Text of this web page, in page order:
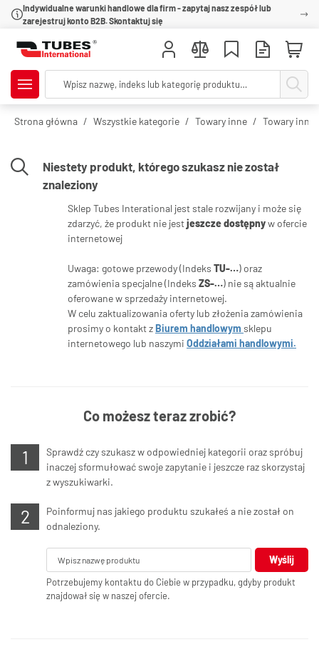
Indywidualne warunki handlowe dla firm - zapytaj nasz zespół lub
zarejestruj konto B2B. Skontaktuj się
Strona główna Wszystkie kategorie Towary inne Towary inne
Niestety produkt, którego szukasz nie został
znaleziony
Sklep Tubes Interational jest stale rozwijany i może się
zdarzyć, że produkt nie jestjeszcze dostępnyw ofercie
internetowej
Uwaga: gotowe przewody (Indeks TU-…) oraz
zamówienia specjalne (Indeks ZS-…) nie są aktualnie
oferowane w sprzedaży internetowej.
W celu zaktualizowania oferty lub złożenia zamówienia
prosimy o kontakt zBiurem handlowym sklepu
internetowego lub naszymi Oddziałami handlowymi.
Co możesz teraz zrobić?
Sprawdź czy szukasz w odpowiedniej kategorii oraz spróbuj
inaczej sformułować swoje zapytanie i jeszcze raz skorzystaj
z wyszukiwarki.
Poinformuj nas jakiego produktu szukałeś a nie został on
odnaleziony.
Wyślij
Potrzebujemy kontaktu do Ciebie w przypadku, gdyby produkt
znajdował się w naszej ofercie.